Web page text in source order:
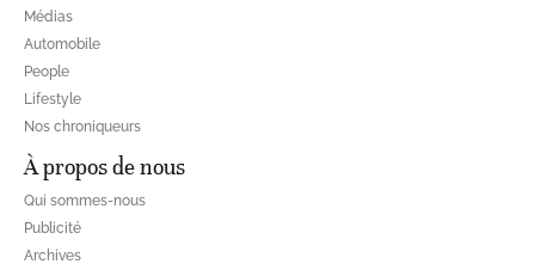
Médias
Automobile
People
Lifestyle
Nos chroniqueurs
À propos de nous
Qui sommes-nous
Publicité
Archives